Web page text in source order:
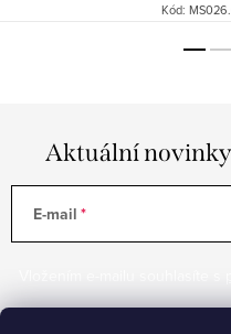
Kód:
Aktuální novinky
E-mail